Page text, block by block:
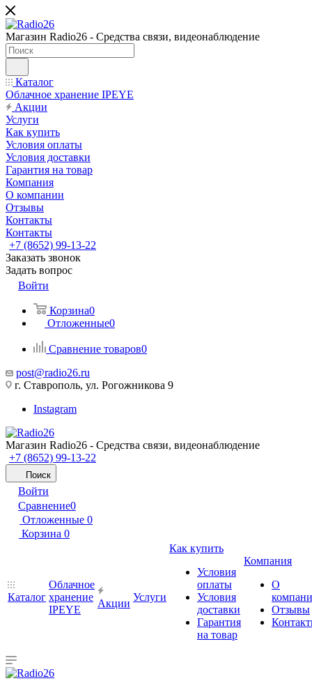
Магазин Radio26 - Средства связи, видеонаблюдение
Каталог
Облачное хранение IPEYE
Акции
Услуги
Как купить
Условия оплаты
Условия доставки
Гарантия на товар
Компания
О компании
Отзывы
Контакты
Контакты
+7 (8652) 99-13-22
Заказать звонок
Задать вопрос
Войти
Корзина0
Отложенные0
Сравнение товаров0
post@radio26.ru
г. Ставрополь, ул. Рогожникова 9
Instagram
Магазин Radio26 - Средства связи, видеонаблюдение
+7 (8652) 99-13-22
Поиск
Войти
Сравнение0
Отложенные 0
Корзина 0
Каталог
Облачное
хранение
IPEYE
Акции
Услуги
Как купить
Условия
оплаты
Условия
доставки
Гарантия
на товар
Компания
О
Отзывы